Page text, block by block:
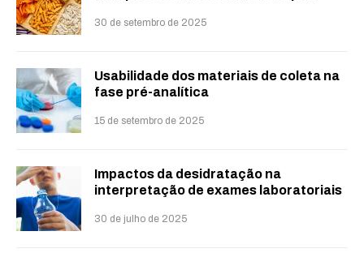
30 de setembro de 2025
Usabilidade dos materiais de coleta na
fase pré-analítica
15 de setembro de 2025
Impactos da desidratação na
interpretação de exames laboratoriais
30 de julho de 2025